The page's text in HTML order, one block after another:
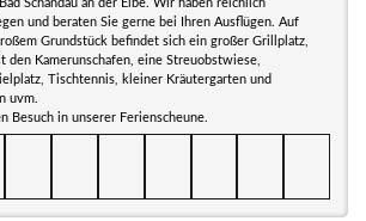
Schandau an der Elbe. Wir haben reichlich
und beraten Sie gerne bei Ihren Ausflügen. Auf
Grundstück befindet sich ein großer Grillplatz,
den Kamerunschafen, eine Streuobstwiese,
Tischtennis, kleiner Kräutergarten und
uvm.
Besuch in unserer Ferienscheune.